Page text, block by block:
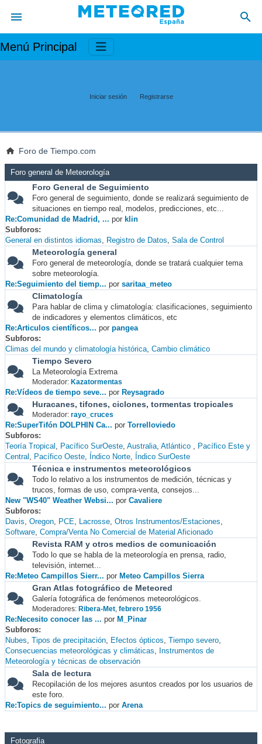
Menú Principal
Iniciar sesión Registrarse
Foro de Tiempo.com
Foro general de Meteorología
Foro General de Seguimiento
Foro general de seguimiento, donde se realizará seguimiento de
situaciones en tiempo real, modelos, predicciones, etc...
Re:Comunidad de Madrid, ... por klin
Subforos
General en distintos idiomas
Registro de Datos Sala de Control
Meteorología general
Foro general de meteorología, donde se tratará cualquier tema
sobre meteorología.
Re:Seguimiento del tiemp... por saritaa_meteo
Climatología
Para hablar de clima y climatología: clasificaciones, seguimiento
de indicadores y elementos climáticos, etc
Re:Articulos científicos... por pangea
Subforos
Climas del mundo y climatología histórica Cambio climático
Tiempo Severo
La Meteorología Extrema
Moderador: Kazatormentas
Re:Vídeos de tiempo seve... por Reysagrado
Huracanes, tifones, ciclones, tormentas tropicales
Moderador: rayo_cruces
Re:SuperTifón DOLPHIN Ca... por Torrelloviedo
Subforos
Teoría Tropical
Pacífico SurOeste Australia Atlántico
Pacífico Este y
Central
Pacífico Oeste Índico Norte Índico SurOeste
Técnica e instrumentos meteorológicos
Todo lo relativo a los instrumentos de medición, técnicas y
trucos, formas de uso, compra-venta, consejos...
New "WS40" Weather Websi... por Cavaliere
Subforos
Davis Oregon PCE Lacrosse Otros Instrumentos/Estaciones
Software Compra/Venta No Comercial de Material Aficionado
Revista RAM y otros medios de comunicación
Todo lo que se habla de la meteorología en prensa, radio,
televisión, internet...
Re:Meteo Campillos Sierr... por Meteo Campillos Sierra
Gran Atlas fotográfico de Meteored
Galería fotográfica de fenómenos meteorológicos.
Moderadores: Ribera-Met, febrero 1956
Re:Necesito conocer las ... por M_Pinar
Subforos
Nubes Tipos de precipitación Efectos ópticos Tiempo severo
Consecuencias meteorológicas y climáticas
Instrumentos de
Meteorología y técnicas de observación
Sala de lectura
Recopilación de los mejores asuntos creados por los usuarios de
este foro.
Re:Topics de seguimiento... por Arena
Fotografia